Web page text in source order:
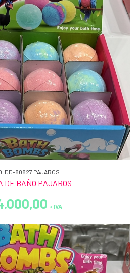
DD-80827 PAJAROS
DE BAÑO PAJAROS
+ IVA